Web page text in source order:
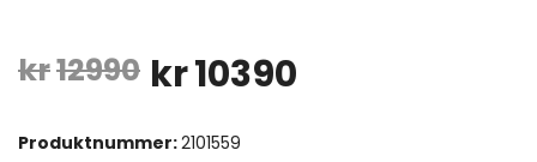
kr12990 Opprinnelig
pris
kr10390
Produktnummer:2101559